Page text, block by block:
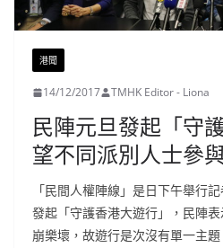
港聞
14/12/2017 TMHK Editor - Liona
民陣元旦發起「守
望不同派別人士參
「民間人權陣線」是日下午舉行
發起「守護香港大遊行」，民陣
崩樂壞，故遊行是次沒有單一主